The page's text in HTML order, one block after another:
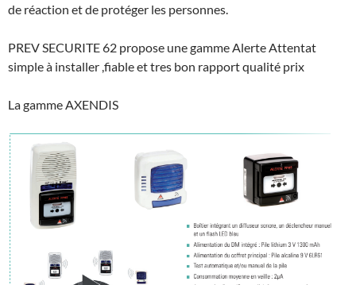
de réaction et de protéger les personnes.
PREV SECURITE 62 propose une gamme Alerte Attentat
simple à installer ,fiable et tres bon rapport qualité prix
La gamme AXENDIS